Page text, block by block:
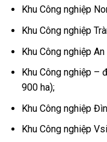
Khu Công nghiệp
Khu Công nghiệp
Khu Công nghiệp
Khu Công nghiệp –
900 ha);
Khu Công nghiệp
Khu Công nghiệp